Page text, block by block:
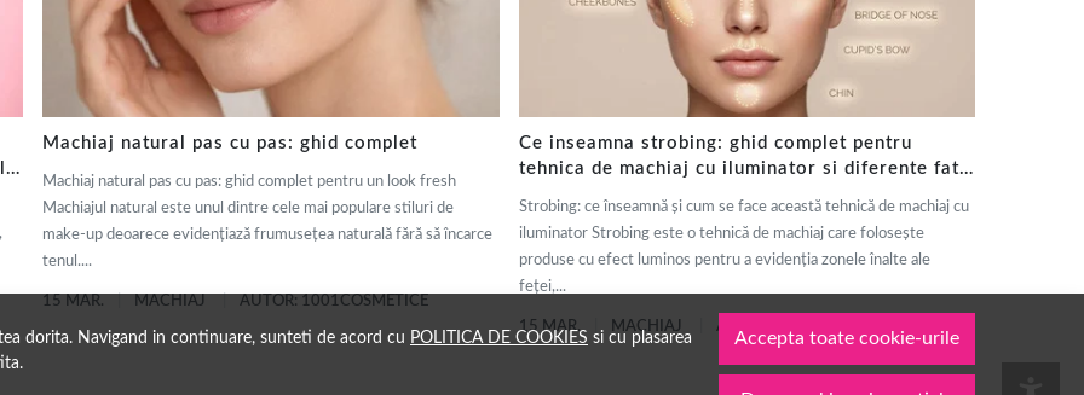
dorita. Navigand in continuare, sunteti de acord cu POLITICA DE COOKIES si cu plasarea
Accepta toate cookie-urile
Machiaj natural pas cu pas: ghid complet
Machiaj natural pas cu pas: ghid complet pentru un look fresh
Machiajul natural este unul dintre cele mai populare stiluri de
make-up deoarece evidențiază frumusețea naturală fără să încarce
tenul....
15 MAR. MACHIAJ AUTOR: 1001COSMETICE
Ce inseamna strobing: ghid complet pentru
tehnica de machiaj cu iluminator si diferente fata
Strobing: ce înseamnă și cum se face această tehnică de machiaj cu
iluminator Strobing este o tehnică de machiaj care folosește
produse cu efect luminos pentru a evidenția zonele înalte ale
feței,...
15 MAR. MACHIAJ AUTOR: 1001COSMETICE